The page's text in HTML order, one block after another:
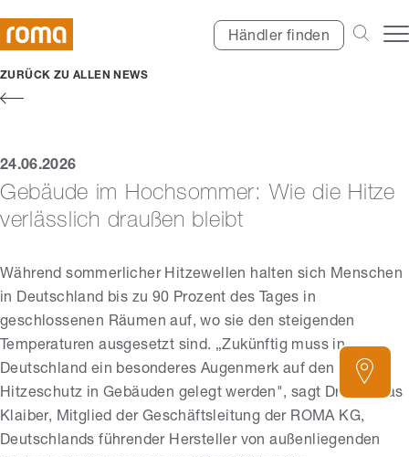
Händler finden
ZURÜCK ZU ALLEN NEWS
24.06.2026
Gebäude im Hochsommer: Wie die Hitze
verlässlich draußen bleibt
Während sommerlicher Hitzewellen halten sich Menschen
in Deutschland bis zu 90 Prozent des Tages in
geschlossenen Räumen auf, wo sie den steigenden
Temperaturen ausgesetzt sind. „Zukünftig muss in
Deutschland ein besonderes Augenmerk auf den
Hitzeschutz in Gebäuden gelegt werden", sagt Dr. Mathias
Klaiber, Mitglied der Geschäftsleitung der ROMA KG,
Deutschlands führender Hersteller von außenliegenden